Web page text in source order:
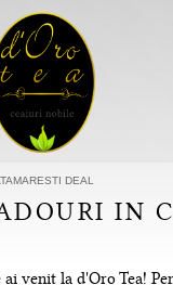
DEAL
IN
venit la d'Oro Tea!